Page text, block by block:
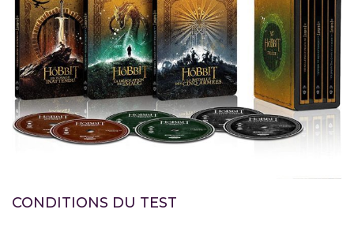
CONDITIONS DU TEST